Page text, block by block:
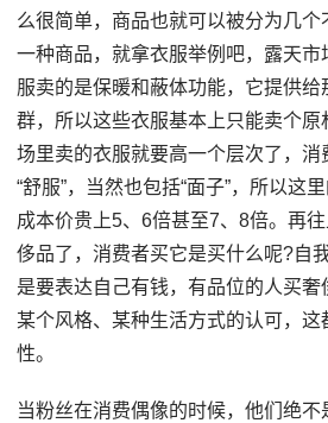
么很简单，商品也就可以被分为几个
一种商品，就拿衣服举例吧，露天市
服卖的是保暖和蔽体功能，它提供给
群，所以这些衣服基本上只能卖个原
场里卖的衣服就要高一个层次了，消
“舒服”，当然也包括“面子”，所以这
成本价贵上5、6倍甚至7、8倍。再
侈品了，消费者买它是买什么呢?自
是要表达自己有钱，有品位的人买
某个风格、某种生活方式的认可，这
性。
当粉丝在消费偶像的时候，他们绝